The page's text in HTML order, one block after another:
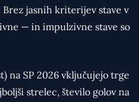
Brez jasnih kriterijev stave v
— in impulzivne stave so
na SP 2026 vključujejo trge
strelec, število golov na